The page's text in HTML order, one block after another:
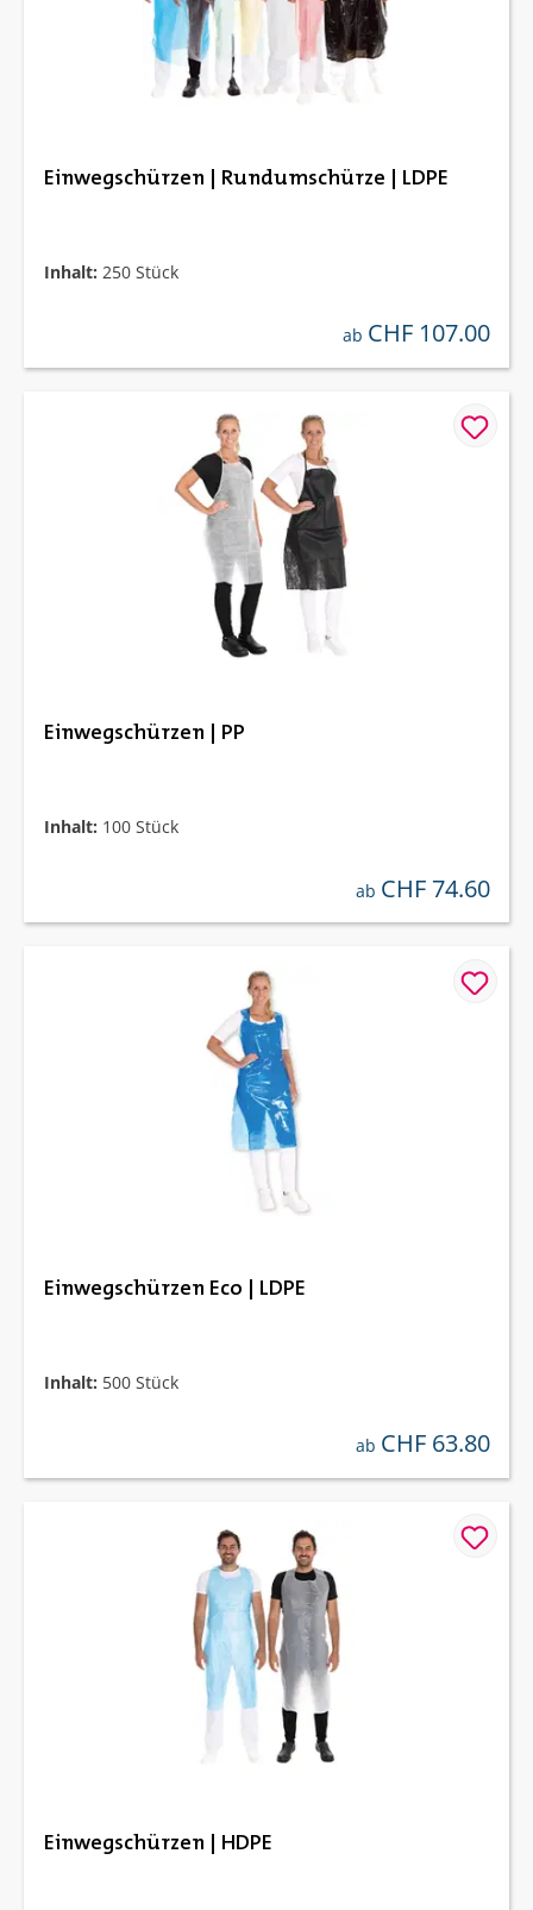
Einwegschürzen | Rundumschürze | LDPE
Inhalt: 250 Stück
regulärer preis:
ab CHF 107.00
Einwegschürzen | PP
Inhalt: 100 Stück
regulärer preis:
ab CHF 74.60
Einwegschürzen Eco | LDPE
Inhalt: 500 Stück
regulärer preis:
ab CHF 63.80
Einwegschürzen | HDPE